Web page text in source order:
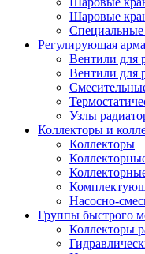
Шаровые
Регулирующая
Вентили для
Вентили для
Узлы
Коллекторы и
Коллекторы
Насосно-
Группы быстрого
Коллекторы